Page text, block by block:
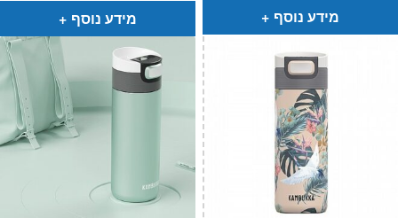
מידע נוסף מידע נוסף